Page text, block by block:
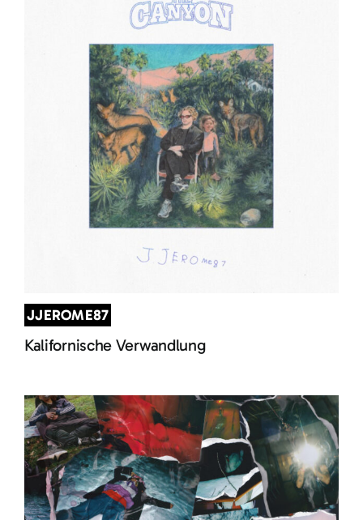
JJEROME87
Kalifornische Verwandlung